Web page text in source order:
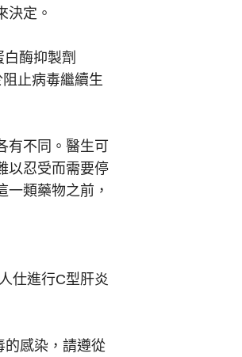
決定。
酶抑製劑
止病毒繼續生
不同。醫生可
以忍受而需要停
類藥物之前，
仕進行C型肝炎
的感染，請遵從